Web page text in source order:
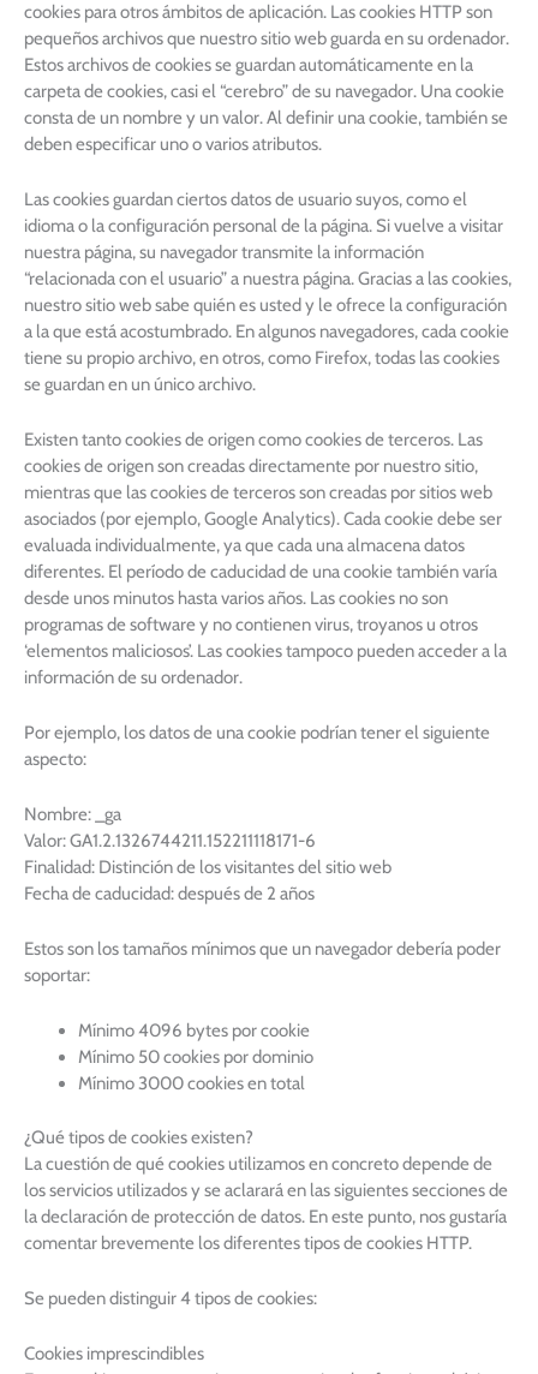
cookies para otros ámbitos de aplicación. Las cookies HTTP son
pequeños archivos que nuestro sitio web guarda en su ordenador.
Estos archivos de cookies se guardan automáticamente en la
carpeta de cookies, casi el “cerebro” de su navegador. Una cookie
consta de un nombre y un valor. Al definir una cookie, también se
deben especificar uno o varios atributos.
Las cookies guardan ciertos datos de usuario suyos, como el
idioma o la configuración personal de la página. Si vuelve a visitar
nuestra página, su navegador transmite la información
“relacionada con el usuario” a nuestra página. Gracias a las cookies,
nuestro sitio web sabe quién es usted y le ofrece la configuración
a la que está acostumbrado. En algunos navegadores, cada cookie
tiene su propio archivo, en otros, como Firefox, todas las cookies
se guardan en un único archivo.
Existen tanto cookies de origen como cookies de terceros. Las
cookies de origen son creadas directamente por nuestro sitio,
mientras que las cookies de terceros son creadas por sitios web
asociados (por ejemplo, Google Analytics). Cada cookie debe ser
evaluada individualmente, ya que cada una almacena datos
diferentes. El período de caducidad de una cookie también varía
desde unos minutos hasta varios años. Las cookies no son
programas de software y no contienen virus, troyanos u otros
‘elementos maliciosos’. Las cookies tampoco pueden acceder a la
información de su ordenador.
Por ejemplo, los datos de una cookie podrían tener el siguiente
aspecto:
Nombre: _ga
Valor: GA1.2.1326744211.152211118171-6
Finalidad: Distinción de los visitantes del sitio web
Fecha de caducidad: después de 2 años
Estos son los tamaños mínimos que un navegador debería poder
soportar:
Mínimo 4096 bytes por cookie
Mínimo 50 cookies por dominio
Mínimo 3000 cookies en total
¿Qué tipos de cookies existen?
La cuestión de qué cookies utilizamos en concreto depende de
los servicios utilizados y se aclarará en las siguientes secciones de
la declaración de protección de datos. En este punto, nos gustaría
comentar brevemente los diferentes tipos de cookies HTTP.
Se pueden distinguir 4 tipos de cookies:
Cookies imprescindibles